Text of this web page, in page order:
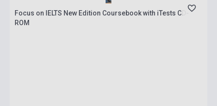
Focus on IELTS New Edition Coursebook with iTests CD-
ROM